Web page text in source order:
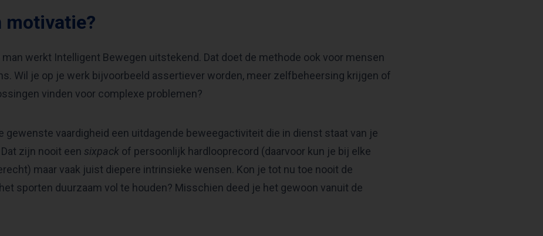
motivatie?
werkt Intelligent Bewegen uitstekend. Dat doet de methode ook voor mensen
Wil je op je werk bijvoorbeeld assertiever worden, meer zelfbeheersing krijgen of
vinden voor complexe problemen?
gewenste vaardigheid een uitdagende beweegactiviteit die in dienst staat van je
zijn nooit een sixpack of persoonlijk hardlooprecord (daarvoor kun je bij elke
maar vaak juist diepere intrinsieke wensen. Kon je tot nu toe nooit de
sporten duurzaam vol te houden? Misschien deed je het gewoon vanuit de